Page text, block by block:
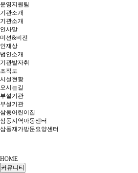
운영지원팀
기관소개
기관소개
인사말
미션&비전
인재상
법인소개
기관발자취
조직도
시설현황
오시는길
부설기관
부설기관
삼동어린이집
삼동지역아동센터
삼동재가방문요양센터
HOME
커뮤니티